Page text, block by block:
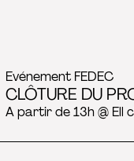
Evénement FEDEC
CLÔTURE DU
A partir de 13h @ Ell